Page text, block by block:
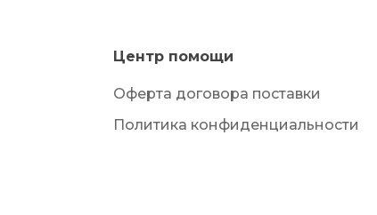
Центр помощи
Оферта договора поставки
Политика конфиденциальности